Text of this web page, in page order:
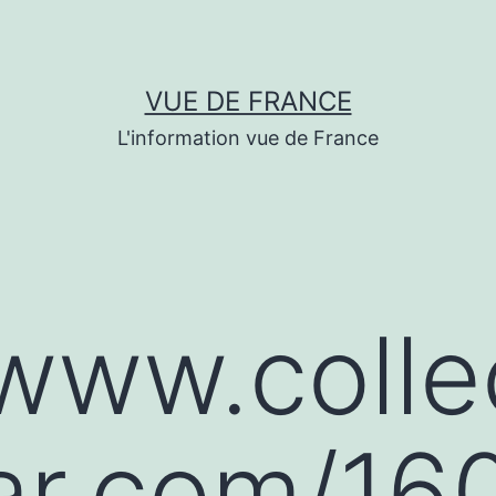
VUE DE FRANCE
L'information vue de France